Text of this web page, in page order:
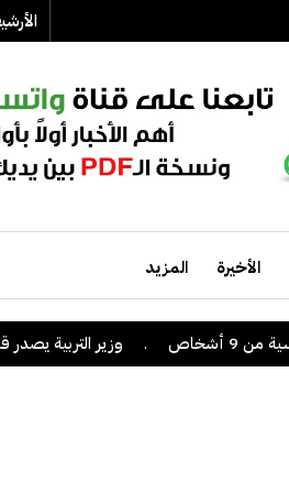
الأخيرة المزيد
. وزير التربية يصدر قراراً